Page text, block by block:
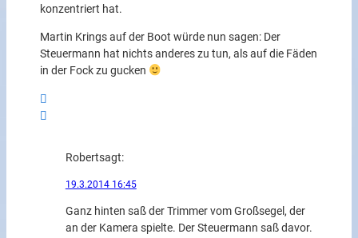
konzentriert hat.
Martin Krings auf der Boot würde nun sagen: Der
Steuermann hat nichts anderes zu tun, als auf die Fäden
in der Fock zu gucken
Robertsagt:
19.3.2014 16:45
Ganz hinten saß der Trimmer vom Großsegel, der
an der Kamera spielte. Der Steuermann saß davor.